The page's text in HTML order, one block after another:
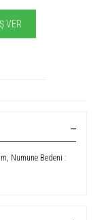
VER
Numune Bedeni :